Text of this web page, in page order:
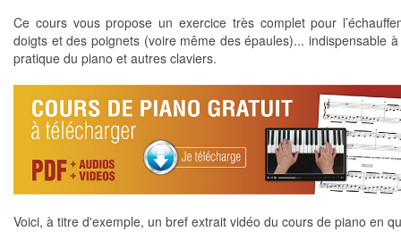
Ce cours vous propose un exercice très complet pour
doigts et des poignets (voire même des épaules)... indispensable
pratique du piano et autres claviers.
Voici, à titre d'exemple, un bref extrait vidéo du cours de piano en